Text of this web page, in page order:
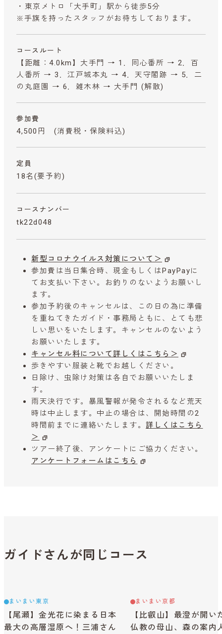
・東京メトロ「大手町」駅から徒歩5分
※手旗を持ったスタッフがお待ちしております。
コースルート
【距離：4.0km】大手門 → 1．同心番所 → 2．百
人番所 → 3．江戸城本丸 → 4．天守閣跡 → 5．二
の丸庭園 → 6．雑木林 → 大手門 (解散)
参加費
4,500円 (消費税・保険料込)
定員
18名(要予約)
コースナンバー
tk22d048
新型コロナウイルス対策について＞
参加費は当日集合時、現金もしくはPayPayに
てお支払い下さい。お釣りのないようお願いし
ます。
参加予約後のキャンセルは、この日の為に準備
を重ねてきたガイド・事務局ともに、とても悲
しい思いをいたします。キャンセルのないよう
お願いいたします。
キャンセル料について詳しくはこちら＞
歩きやすい服装と靴でお越しください。
日除け、虫除け対策は各自でお願いいたしま
す。
雨天決行です。暴風警報が発令されるなど荒天
時は中止します。中止の場合は、開始時間の2
時間前までに連絡いたします。 詳しくはこちら
＞
ツアー終了後、アンケートにご協力ください。
アンケートフォームはこちら
ガイドさんが同じコース
まいまい東京
【尾瀬】金光花に染まる日本
最大の高層湿原へ！三浦さん
まいまい京都
【比叡山】最澄が開い
仏教の母山、森の案内